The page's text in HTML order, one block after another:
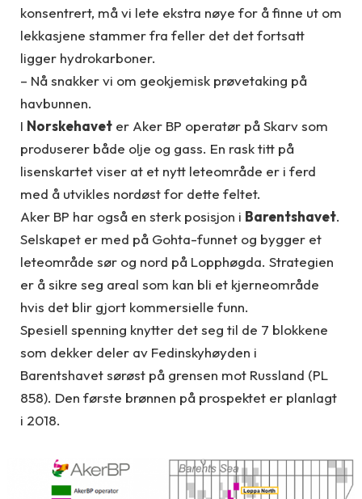
konsentrert, må vi lete ekstra nøye for å finne ut om
lekkasjene stammer fra feller det det fortsatt
ligger hydrokarboner.
– Nå snakker vi om geokjemisk prøvetaking på
havbunnen.
I Norskehavet er Aker BP operatør på Skarv som
produserer både olje og gass. En rask titt på
lisenskartet viser at et nytt leteområde er i ferd
med å utvikles nordøst for dette feltet.
Aker BP har også en sterk posisjon i Barentshavet.
Selskapet er med på Gohta-funnet og bygger et
leteområde sør og nord på Lopphøgda. Strategien
er å sikre seg areal som kan bli et kjerneområde
hvis det blir gjort kommersielle funn.
Spesiell spenning knytter det seg til de 7 blokkene
som dekker deler av Fedinskyhøyden i
Barentshavet sørøst på grensen mot Russland (PL
858). Den første brønnen på prospektet er planlagt
i 2018.